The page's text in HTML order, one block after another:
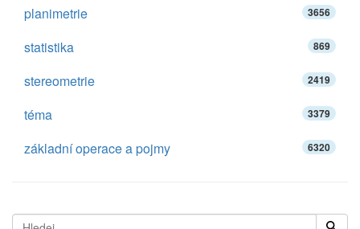
planimetrie 3656
statistika 869
stereometrie 2419
téma 3379
základní operace a pojmy 6320